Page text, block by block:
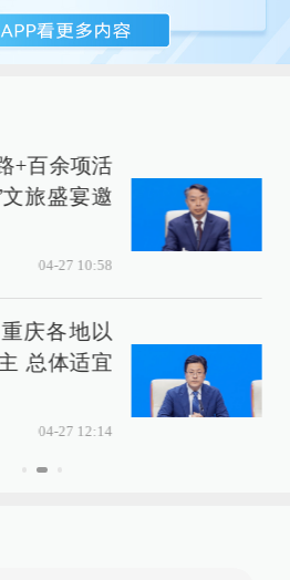
+百余项活
旅盛宴邀
04-27 10:58
庆各地以
总体适宜
04-27 12:14